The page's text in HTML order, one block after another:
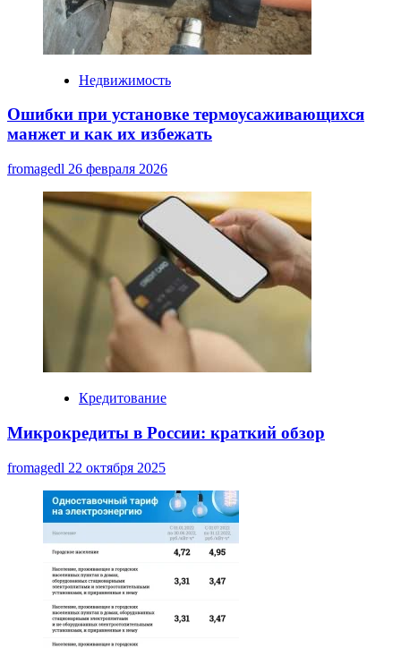
Недвижимость
Ошибки при установке термоусаживающихся
манжет и как их избежать
fromagedl 26 февраля 2026
Кредитование
Микрокредиты в России: краткий обзор
fromagedl 22 октября 2025